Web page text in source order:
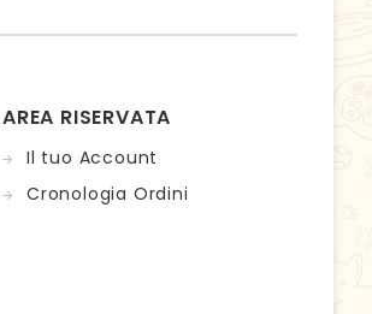
AREA RISERVATA
Il tuo Account
Cronologia Ordini